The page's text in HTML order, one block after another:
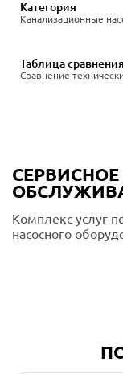
Канализационные
Категория
Сравнение
Таблица сравнения
СЕРВИСНОЕ
Комплекс услуг
насосного